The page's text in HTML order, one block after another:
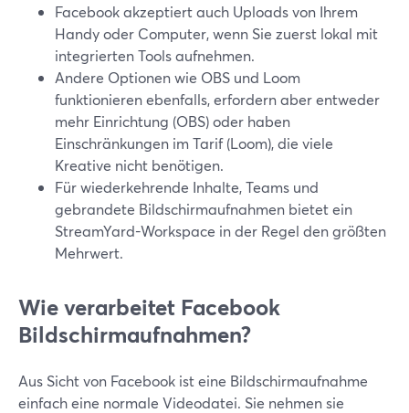
Facebook akzeptiert auch Uploads von Ihrem
Handy oder Computer, wenn Sie zuerst lokal mit
integrierten Tools aufnehmen.
Andere Optionen wie OBS und Loom
funktionieren ebenfalls, erfordern aber entweder
mehr Einrichtung (OBS) oder haben
Einschränkungen im Tarif (Loom), die viele
Kreative nicht benötigen.
Für wiederkehrende Inhalte, Teams und
gebrandete Bildschirmaufnahmen bietet ein
StreamYard-Workspace in der Regel den größten
Mehrwert.
Wie verarbeitet Facebook
Bildschirmaufnahmen?
Aus Sicht von Facebook ist eine Bildschirmaufnahme
einfach eine normale Videodatei. Sie nehmen sie